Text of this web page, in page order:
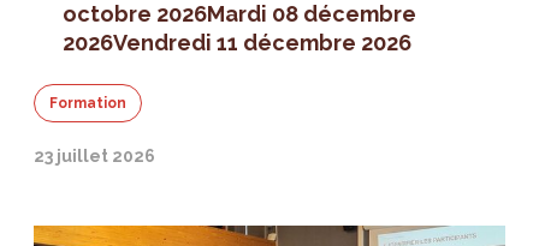
octobre 2026Mardi 08 décembre
2026Vendredi 11 décembre 2026
Formation
23 juillet 2026